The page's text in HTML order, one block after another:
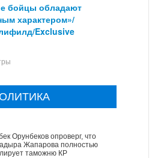
бойцы обладают
характером»/
Exclusive
Орунбеков опроверг, что
Жапарова полностью
таможню КР